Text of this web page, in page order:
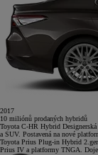
2017
10 miliónů prodaných hybridů
Toyota C-HR Hybrid
a SUV. Postavená na nové
Toyota Prius Plug-in Hybrid
Prius IV a platformy TNGA.